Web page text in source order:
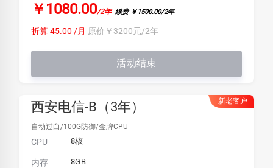
￥1080.00/2年 续费 ￥1500.00/2年
折算 45.00 /月 原价￥3200元/2年
活动结束
新老客户
西安电信-B（3年）
自动过白/100G防御/金牌CPU
CPU 8核
内存 8GB